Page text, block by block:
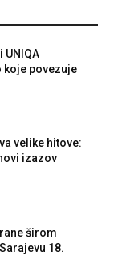
UNIQA
koje povezuje
velike hitove:
izazov
širom
18.